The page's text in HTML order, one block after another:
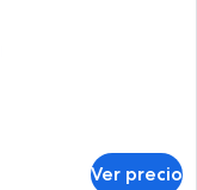
Ver precio